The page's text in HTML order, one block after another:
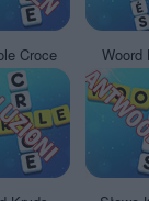
Croce Woord